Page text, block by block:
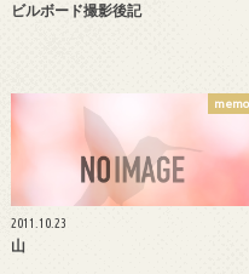
ビルボード撮影後記
memo
2011.10.23
山